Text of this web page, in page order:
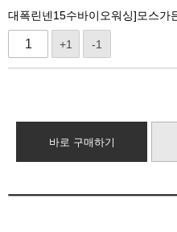
대폭린넨15수바이오워싱]모스가
+1 -1
바로 구매하기